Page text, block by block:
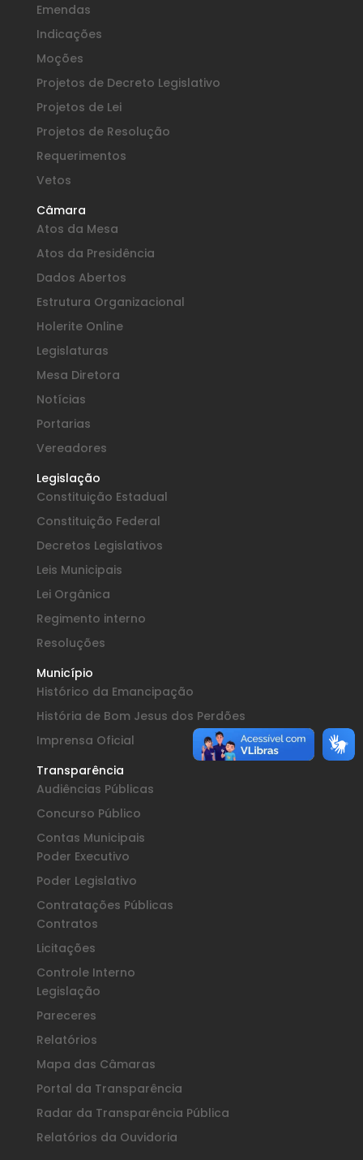
Emendas
Indicações
Moções
Projetos de Decreto Legislativo
Projetos de Lei
Projetos de Resolução
Requerimentos
Vetos
Câmara
Atos da Mesa
Atos da Presidência
Dados Abertos
Estrutura Organizacional
Holerite Online
Legislaturas
Mesa Diretora
Notícias
Portarias
Vereadores
Legislação
Constituição Estadual
Constituição Federal
Decretos Legislativos
Leis Municipais
Lei Orgânica
Regimento interno
Resoluções
Município
Histórico da Emancipação
História de Bom Jesus dos Perdões
Imprensa Oficial
Transparência
Audiências Públicas
Concurso Público
Contas Municipais
Poder Executivo
Poder Legislativo
Contratações Públicas
Contratos
Licitações
Controle Interno
Legislação
Pareceres
Relatórios
Mapa das Câmaras
Portal da Transparência
Radar da Transparência Pública
Relatórios da Ouvidoria